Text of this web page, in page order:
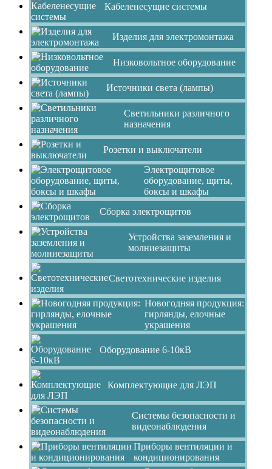
Кабеленесущие системы
Изделия для электромонтажа
Низковольтное оборудование
Источники света (лампы)
Светильники различного
назначения
Розетки и выключатели
Электрощитовое
оборудование, щиты,
боксы и шкафы
Сборка электрощитов
Устройства заземления и
молниезащиты
Светотехнические изделия
Новогодняя продукция:
гирлянды, елочные
украшения
Оборудование 6-10кВ
Комплектующие для ЛЭП
Системы безопасности и
видеонаблюдения
Приборы вентиляции и
кондиционирования